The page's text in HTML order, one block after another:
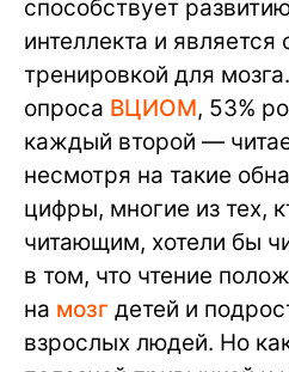
способствует
интеллекта и является
тренировкой для
опроса ВЦИОМ, 53%
каждый второй —
несмотря на такие
цифры, многие из тех,
читающим, хотели бы
в том, что чтение
на мозг детей и
взрослых людей. Но